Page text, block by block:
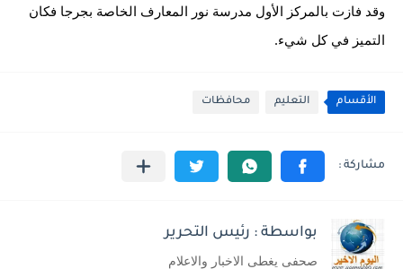
التميز في كل شيء.
الأقسام التعليم محافظات
بواسطة : رئيس التحرير
صحفى يغطى الاخبار والاعلام